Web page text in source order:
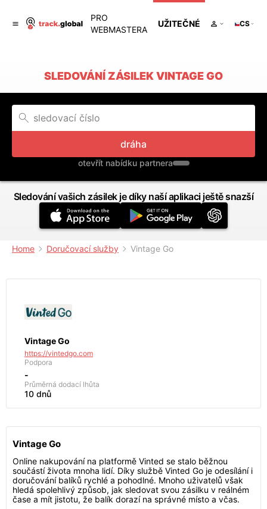
PRO
WEBMASTERA
UŽITEČNÉ CS
SLEDOVÁNÍ ZÁSILEK VINTAGE GO
dráha
otevřít nabídku partnera
Sledování vašich zásilek je díky naší aplikaci ještě snazší
Home Doručovací služby Vintage Go
Vintage Go
https://vintedgo.com
Podpora
-
Průměrná dodací lhůta
10 dnů
Vintage Go
Online nakupování na platformě Vinted se stalo běžnou
součástí života mnoha lidí. Díky službě Vinted Go je odesílání i
doručování balíků rychlé a pohodlné. Mnoho uživatelů však
hledá spolehlivý způsob, jak sledovat svou zásilku v reálném
čase a mít jistotu, že balík dorazí na správné místo a včas.